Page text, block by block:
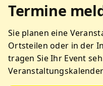
Termine
Sie planen eine
Ortsteilen oder in der
tragen Sie Ihr Event